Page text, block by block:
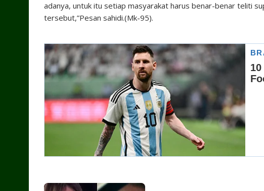
adanya, untuk itu setiap masyarakat harus benar-benar teliti
tersebut,”Pesan sahidi.(Mk-95).